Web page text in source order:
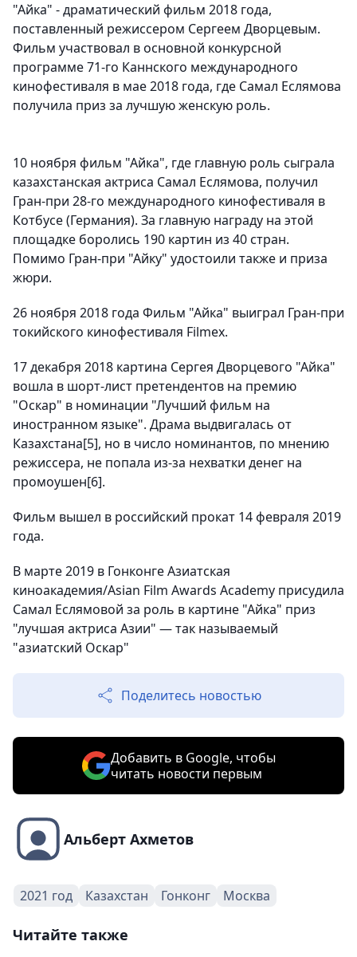
"Айка" - драматический фильм 2018 года,
поставленный режиссером Сергеем Дворцевым.
Фильм участвовал в основной конкурсной
программе 71-го Каннского международного
кинофестиваля в мае 2018 года, где Самал Еслямова
получила приз за лучшую женскую роль.
10 ноября фильм "Айка", где главную роль сыграла
казахстанская актриса Самал Еслямова, получил
Гран-при 28-го международного кинофестиваля в
Котбусе (Германия). За главную награду на этой
площадке боролись 190 картин из 40 стран.
Помимо Гран-при "Айку" удостоили также и приза
жюри.
26 ноября 2018 года Фильм "Айка" выиграл Гран-при
токийского кинофестиваля Filmex.
17 декабря 2018 картина Сергея Дворцевого "Айка"
вошла в шорт-лист претендентов на премию
"Оскар" в номинации "Лучший фильм на
иностранном языке". Драма выдвигалась от
Казахстана[5], но в число номинантов, по мнению
режиссера, не попала из-за нехватки денег на
промоушен[6].
Фильм вышел в российский прокат 14 февраля 2019
года.
В марте 2019 в Гонконге Азиатская
киноакадемия/Asian Film Awards Academy присудила
Самал Еслямовой за роль в картине "Айка" приз
"лучшая актриса Азии" — так называемый
"азиатский Оскар"
Поделитесь новостью
Добавить в Google, чтобы
читать новости первым
Альберт Ахметов
2021 год Казахстан Гонконг Москва
Читайте также